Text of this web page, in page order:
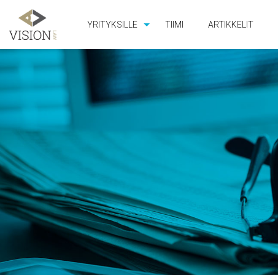
YRITYKSILLE TIIMI ARTIKKELIT